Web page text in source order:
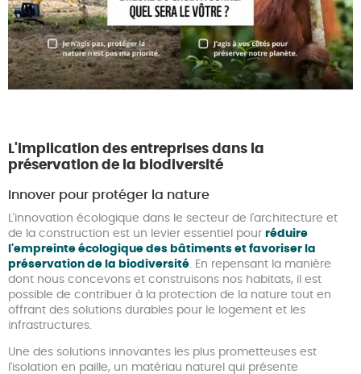
L'implication des entreprises dans la
préservation de la biodiversité
Innover pour protéger la nature
L'innovation écologique dans le secteur de l'architecture et
de la construction est un levier essentiel pour réduire
l'empreinte écologique des bâtiments et favoriser la
préservation de la biodiversité . En repensant la manière
dont nous concevons et construisons nos habitats, il est
possible de contribuer à la protection de la nature tout en
offrant des solutions durables pour le logement et les
infrastructures.
Une des solutions innovantes les plus prometteuses est
l'isolation en paille, un matériau naturel qui présente